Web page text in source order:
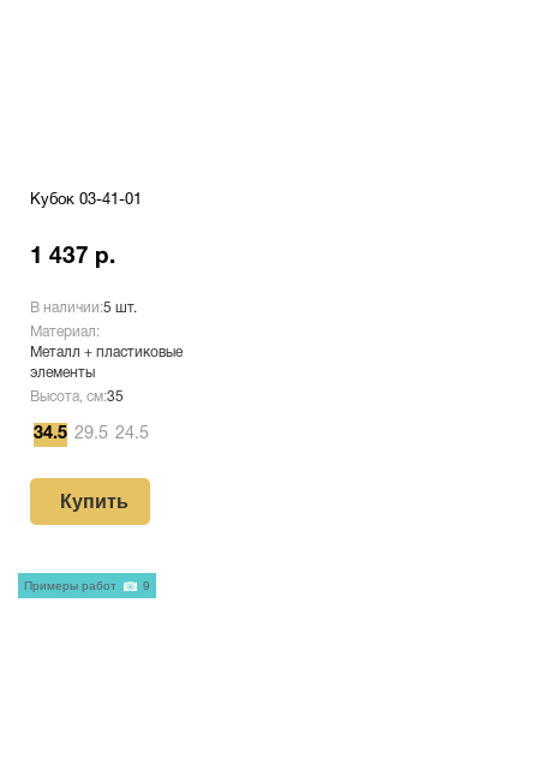
Кубок 03-41-01
1 437 р.
В наличии:5 шт.
Материал:
Металл + пластиковые
элементы
Высота, см:35
34.5 29.5 24.5
Купить
Примеры работ 9